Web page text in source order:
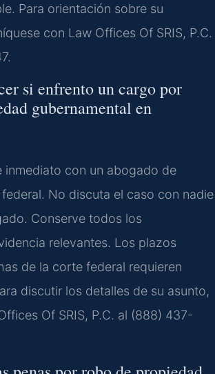
Para orientación sobre su
con Law Offices Of SRIS, P.C.
si enfrento un cargo por
gubernamental en
inmediato con un abogado de
No discuta el caso con nadie
Conserve todos los
relevantes. Los plazos
de la corte federal requieren
discutir los detalles de su asunto,
Of SRIS, P.C. al (888) 437-